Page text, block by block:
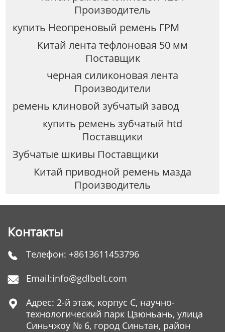
Производитель
купить Неопреновый ремень ГРМ
Китай лента тефлоновая 50 мм
Поставщик
черная силиконовая лента
Производители
ремень клиновой зубчатый завод
купить ремень зубчатый htd
Поставщики
Зубчатые шкивы Поставщики
Китай приводной ремень мазда
Производитель
Контакты
 Телефон: +8613611453796
 Email:info@gdlbelt.com

Адрес: 2-й этаж, корпус C, научно-
технологический парк Цзюньань, улица
Синьчжоу № 6, город Синьтан, район